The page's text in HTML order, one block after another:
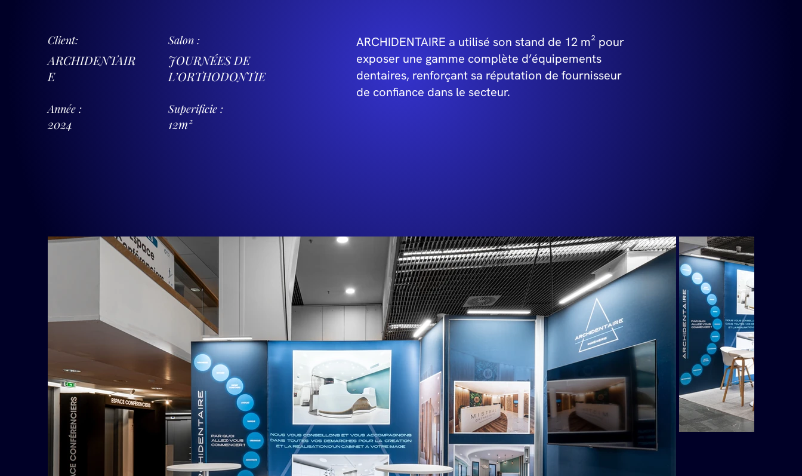
Client:
ARCHIDENTAIR
E
Salon :
JOURNÉES DE
L’ORTHODONTIE
Année :
2024
Superificie :
12m²
ARCHIDENTAIRE a utilisé son stand de 12 m² pour
exposer une gamme complète d’équipements
dentaires, renforçant sa réputation de fournisseur
de confiance dans le secteur.